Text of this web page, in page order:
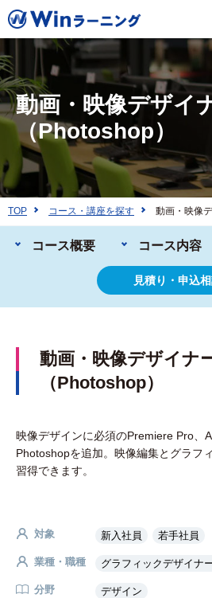
動画・映像デザイ
（Photoshop）
TOP コース・講座を探す 動画・映像
コース概要 コース内容
見積り・申込
動画・映像デザイナ
（Photoshop）
映像デザインに必須のPremiere Pro、
Photoshopを追加。映像編集とグラフ
習得できます。
対象 新入社員 若手社員
業種・職種 グラフィックデザイナ
分野 デザイン